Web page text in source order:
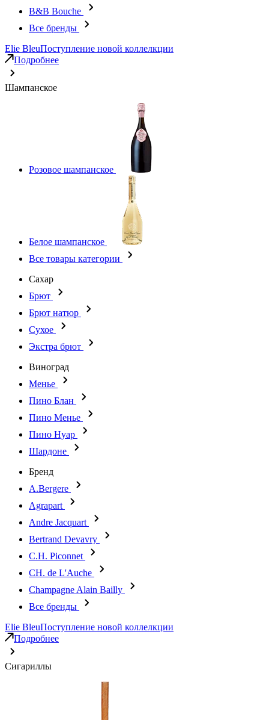
B&B Bouche
Все бренды
Elie BleuПоступление новой коллелкции
Подробнее
Шампанское
Розовое шампанское
Белое шампанское
Все товары категории
Сахар
Брют
Брют натюр
Сухое
Экстра брют
Виноград
Менье
Пино Блан
Пино Менье
Пино Нуар
Шардоне
Бренд
A.Bergere
Agrapart
Andre Jacquart
Bertrand Devavry
C.H. Piconnet
CH. de L'Auche
Champagne Alain Bailly
Все бренды
Elie BleuПоступление новой коллелкции
Подробнее
Сигариллы